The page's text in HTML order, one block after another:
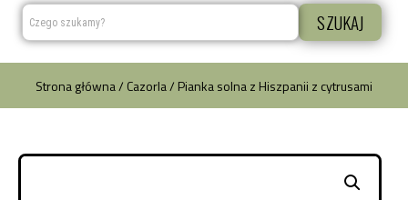
SZUKAJ
Strona główna/ Cazorla/ Pianka solna z Hiszpanii z cytrusami